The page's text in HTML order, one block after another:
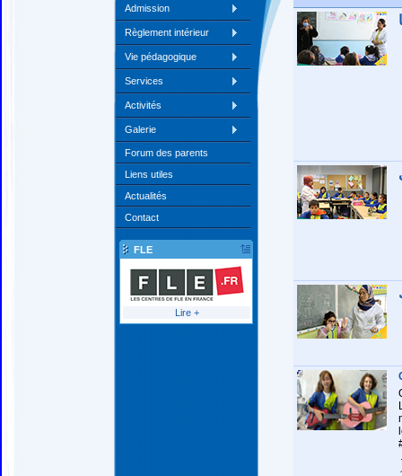
Admission
Règlement intérieur
Vie pédagogique
Services
Activités
Galerie
Forum des parents
Liens utiles
Actualités
Contact
FLE
Lire +